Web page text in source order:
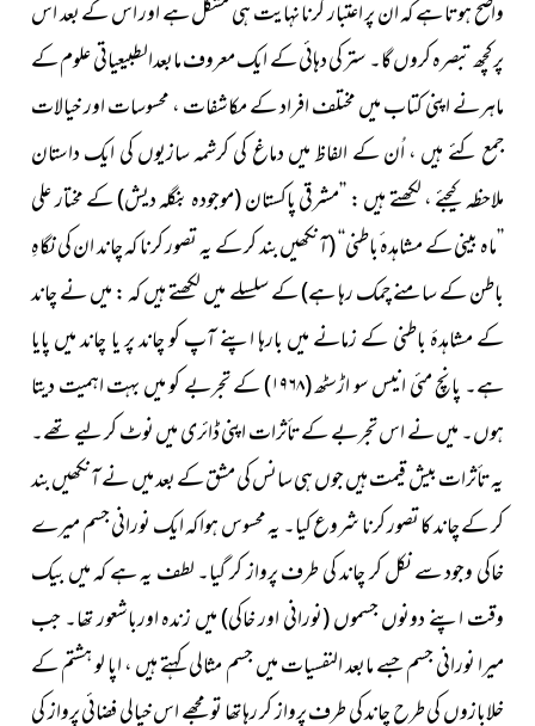
واضح ہوتا ہے کہ ان پر اعتبار کرنا نہایت ہی مشکل ہے اور اس کے بعد اس
پر کچھ تبصرہ کروں گا۔ ستر کی دہائی کے ایک معروف مابعدالطبیعیاتی علوم کے
ماہرنے اپنی کتاب میں مختلف افراد کے مکاشفات ، محسوسات اور خیالات
جمع کئے ہیں ، اُن کے الفاظ میںدماغ کی کرشمہ سازیوں کی ایک داستان
ملاحظہ کیجئے ، لکھتے ہیں : ’’مشرقی پاکستان(موجودہ بنگلہ دیش)کے مختار علی
’’ماہ بینی کے مشاہدہ ٔباطنی‘‘(آنکھیں بند کر کے یہ تصور کرنا کہ چاند ان کی نگاہِ
باطن کے سامنے چمک رہا ہے)کے سلسلے میں لکھتے ہیں کہ : میں نے چاند
کے مشاہدۂ باطنی کے زمانے میں بارہا اپنے آپ کو چاند پر یا چاند میں پایا
ہے۔ پانچ مئی انیس سو اڑسٹھ(۱۹۶۸) کے تجربے کو میں بہت اہمیت دیتا
ہوں۔ میں نے اس تجربے کے تأثرات اپنی ڈائری میں نوٹ کر لیے تھے۔
یہ تأثرات بیش قیمت ہیں جوں ہی سانس کی مشق کے بعد میں نے آنکھیں بند
کر کے چاند کا تصور کرنا شروع کیا۔ یہ محسوس ہوا کہ ایک نورانی جسم میرے
خاکی وجود سے نکل کر چاند کی طرف پرواز کر گیا۔ لطف یہ ہے کہ میں بیک
وقت اپنے دونوں جسموں(نورانی اور خاکی)میں زندہ اورباشعور تھا۔ جب
میرا نورانی جسم جسے مابعد النفسیات میں جسم مثالی کہتے ہیں ، اپا لو ہشتم کے
خلابازوں کی طرح چاند کی طرف پرواز کر رہا تھا تو مجھے اس خیالی فضائی پرواز کی